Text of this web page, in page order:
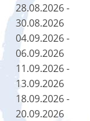
28.08.2026 -
30.08.2026
04.09.2026 -
06.09.2026
11.09.2026 -
13.09.2026
18.09.2026 -
20.09.2026